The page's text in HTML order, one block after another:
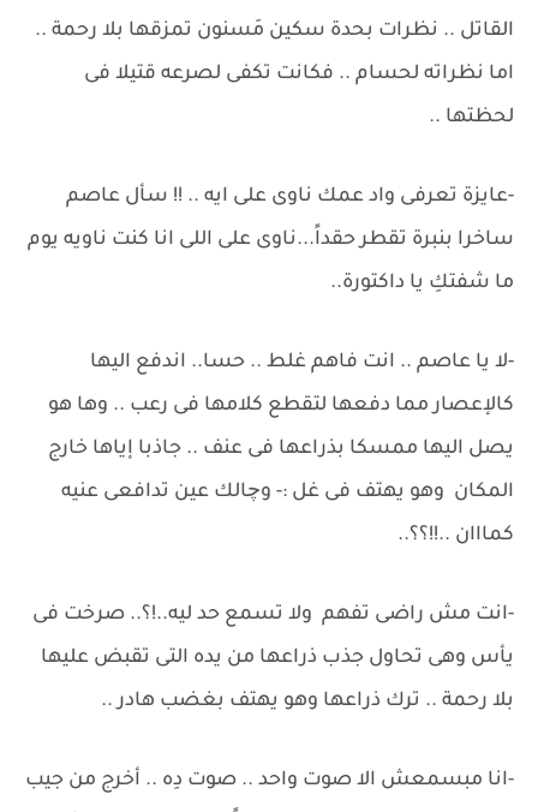
القاتل .. نظرات بحدة سكين مَسنون تمزقها بلا رحمة ..
اما نظراته لحسام .. فكانت تكفى لصرعه قتيلا فى
لحظتها ..
-عايزة تعرفى واد عمك ناوى على ايه .. !! سأل عاصم
ساخرا بنبرة تقطر حقداً...ناوى على اللى انا كنت ناويه يوم
ما شفتكِ يا داكتورة..
-لا يا عاصم .. انت فاهم غلط .. حسا.. اندفع اليها
كالإعصار مما دفعها لتقطع كلامها فى رعب .. وها هو
يصل اليها ممسكا بذراعها فى عنف .. جاذبا إياها خارج
المكان وهو يهتف فى غل :- وچالك عين تدافعى عنيه
كمااان ..!!؟؟..
-انت مش راضى تفهم ولا تسمع حد ليه..!؟.. صرخت فى
يأس وهى تحاول جذب ذراعها من يده التى تقبض عليها
بلا رحمة .. ترك ذراعها وهو يهتف بغضب هادر ..
-انا مبسمعش الا صوت واحد .. صوت دِه .. أخرج من جيب